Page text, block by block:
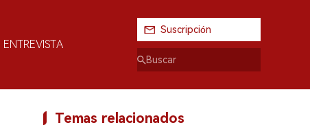
ENTREVISTA
Suscripción
Temas relacionados